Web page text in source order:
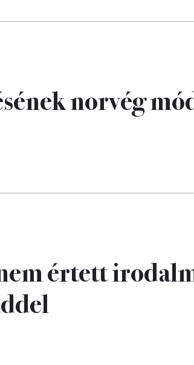
norvég
értett